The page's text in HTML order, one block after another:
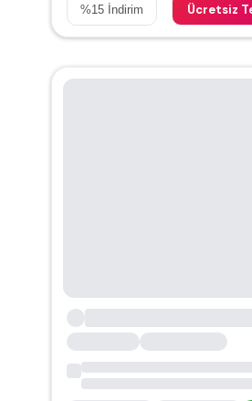
%15 İndirim Ücretsiz